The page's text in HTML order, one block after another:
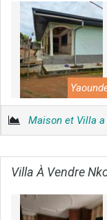
Maison et Villa a
Villa À Vendre